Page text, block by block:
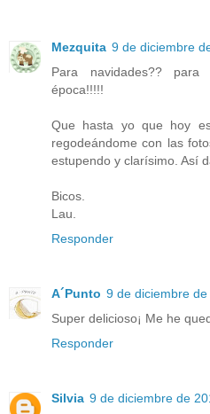
Mezquita 9 de diciembre
Para navidades??
época!!!!!
Que hasta yo que hoy
regodeándome con las
estupendo y clarísimo. Así
Bicos.
Lau.
Responder
A´Punto 9 de diciembre
Super delicioso¡ Me he
Responder
Silvia 9 de diciembre de